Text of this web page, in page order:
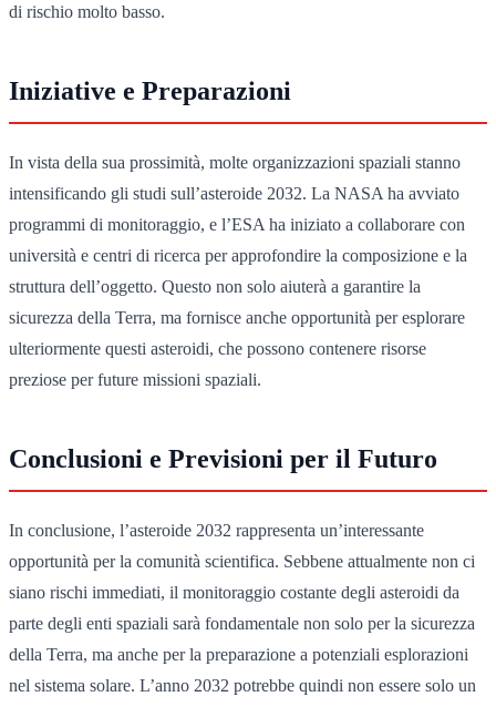
di rischio molto basso.
Iniziative e Preparazioni
In vista della sua prossimità, molte organizzazioni spaziali stanno
intensificando gli studi sull’asteroide 2032. La NASA ha avviato
programmi di monitoraggio, e l’ESA ha iniziato a collaborare con
università e centri di ricerca per approfondire la composizione e la
struttura dell’oggetto. Questo non solo aiuterà a garantire la
sicurezza della Terra, ma fornisce anche opportunità per esplorare
ulteriormente questi asteroidi, che possono contenere risorse
preziose per future missioni spaziali.
Conclusioni e Previsioni per il Futuro
In conclusione, l’asteroide 2032 rappresenta un’interessante
opportunità per la comunità scientifica. Sebbene attualmente non ci
siano rischi immediati, il monitoraggio costante degli asteroidi da
parte degli enti spaziali sarà fondamentale non solo per la sicurezza
della Terra, ma anche per la preparazione a potenziali esplorazioni
nel sistema solare. L’anno 2032 potrebbe quindi non essere solo un